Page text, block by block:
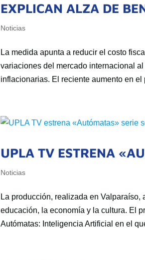
EXPLICAN ALZA DE
Noticias
La medida apunta a reducir el costo
variaciones del mercado internacional
inflacionarias. El reciente aumento en
UPLA TV ESTRENA
Noticias
La producción, realizada en
educación, la economía y la cultura. El
Autómatas: Inteligencia Artificial en el